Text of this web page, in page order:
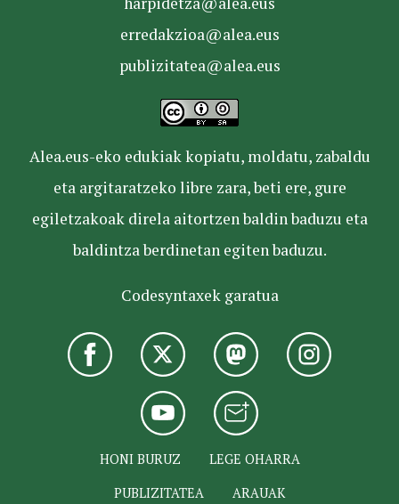
erredakzioa@alea.eus
publizitatea@alea.eus
Alea.eus-eko edukiak kopiatu, moldatu, zabaldu
eta argitaratzeko libre zara, beti ere, gure
egiletzakoak direla aitortzen baldin baduzu eta
baldintza berdinetan egiten baduzu.
Codesyntaxek garatua
HONI BURUZ
LEGE OHARRA
PUBLIZITATEA
ARAUAK